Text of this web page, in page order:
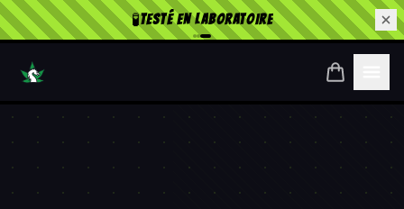
🧪TESTÉ EN LABORATOIRE